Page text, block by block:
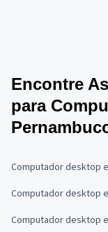
Encontre
para
Computador desktop
Computador desktop
Computador desktop